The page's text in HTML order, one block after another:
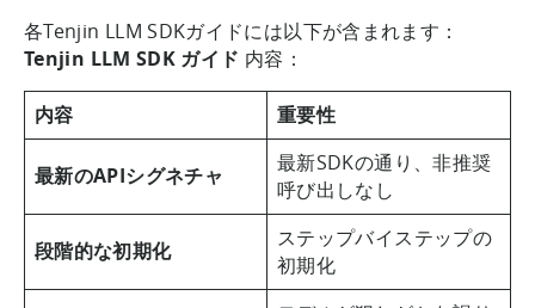
各Tenjin LLM SDKガイドには以下が含まれます：
Tenjin LLM SDK ガイド 内容：
内容 重要性
最新のAPIシグネチャ
最新SDKの通り、非推奨
呼び出しなし
段階的な初期化
ステップバイステップの
初期化